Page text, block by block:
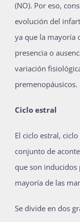
(NO). Por eso,
evolución del
ya que la mayoría
presencia o
variación
premenopáusicos.
Ciclo estral
El ciclo estral,
conjunto de
que son
mayoría de las
Se divide en dos